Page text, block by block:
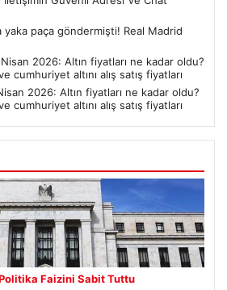
yaka paça göndermişti! Real Madrid
Nisan 2026: Altın fiyatları ne kadar oldu?
cumhuriyet altını alış satış fiyatları
2026: Altın fiyatları ne kadar oldu?
cumhuriyet altını alış satış fiyatları
Faizini Sabit Tuttu